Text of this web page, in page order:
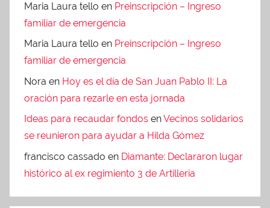
Maria Laura tello en Preinscripción – Ingreso
familiar de emergencia
Maria Laura tello en Preinscripción – Ingreso
familiar de emergencia
Nora en Hoy es el día de San Juan Pablo II: La
oración para rezarle en esta jornada
Ideas para recaudar fondos enVecinos solidarios
se reunieron para ayudar a Hilda Gómez
francisco cassado en Diamante: Declararon lugar
histórico al ex regimiento 3 de Artilleria